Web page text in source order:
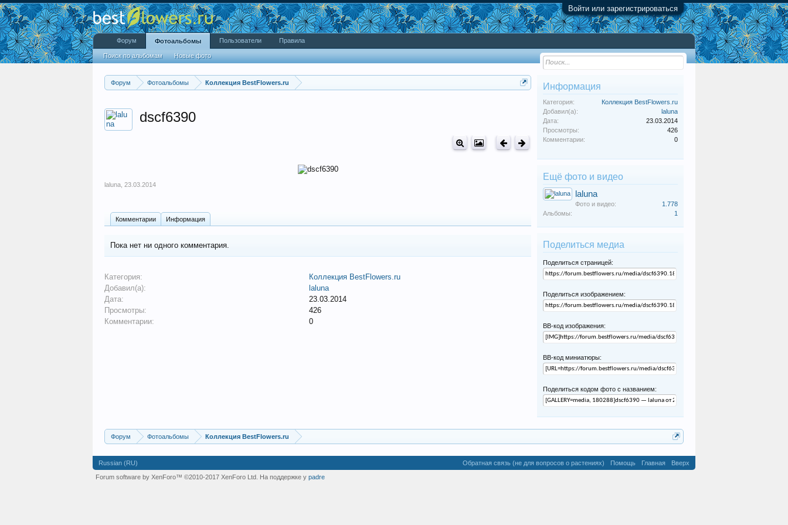
Войти или зарегистрироваться
Форум Фотоальбомы Коллекция BestFlowers.ru
dscf6390
laluna 23.03.2014
Комментарии Информация
Пока нет ни одного комментария.
Категория:
Коллекция BestFlowers.ru
Добавил(а):
laluna
Дата:
23.03.2014
Просмотры:
426
Комментарии:
0
Информация
Категория:
Коллекция BestFlowers.ru
Добавил(а):
laluna
Дата:
23.03.2014
Просмотры:
426
Комментарии:
0
Ещё фото и видео
laluna
Фото и видео:
1.778
Альбомы:
1
Поделиться медиа
Поделиться страницей:
Поделиться изображением:
BB-код изображения:
BB-код миниатюры:
Поделиться кодом фото с названием:
Форум Фотоальбомы Коллекция BestFlowers.ru
Форум Фотоальбомы
Поиск по альбомам Новые фото
Пользователи Правила
Russian (RU) Обратная связь (не для вопросов о растениях) Помощь Главная
Вверх
Forum software by XenForo™ ©2010-2017 XenForo Ltd. На поддержке у padre